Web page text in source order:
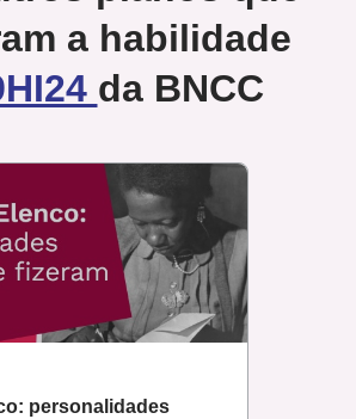
a habilidade
da BNCC
personalidades